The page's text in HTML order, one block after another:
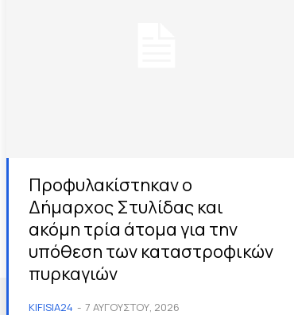
Προφυλακίστηκαν ο
Δήμαρχος Στυλίδας και
ακόμη τρία άτομα για την
υπόθεση των καταστροφικών
πυρκαγιών
KIFISIA24 - 7 ΑΥΓΟΎΣΤΟΥ, 2026